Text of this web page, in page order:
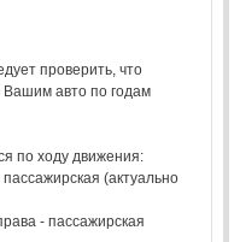
проверить, что
Вашим авто по годам
по ходу движения:
(актуально
- пассажирская